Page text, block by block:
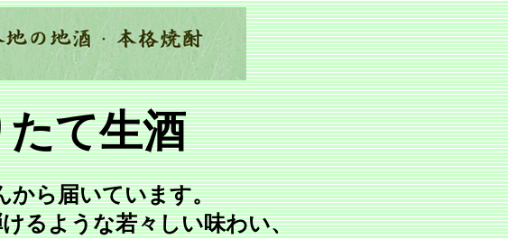
て生酒
から届いています。
るような若々しい味わい、